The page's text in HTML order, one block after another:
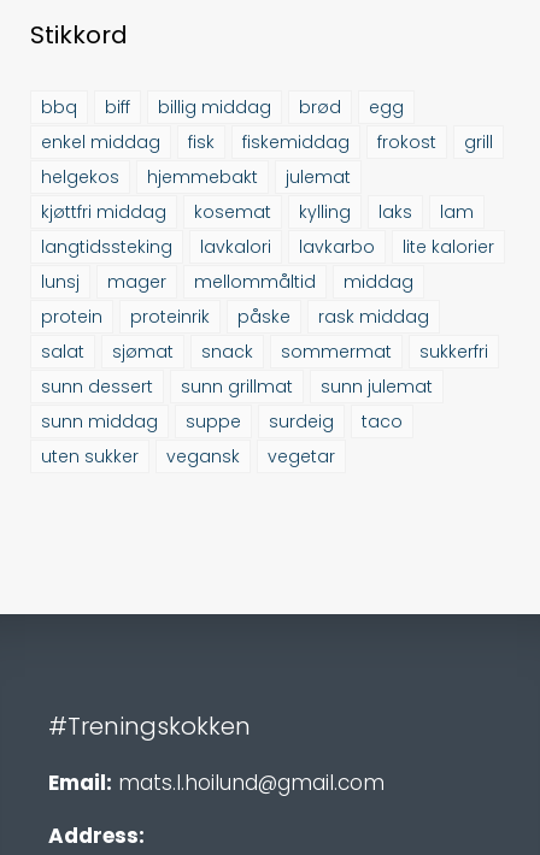
Stikkord
bbq biff billig middag brød
egg
enkel middag
fisk fiskemiddag frokost
grill
helgekos
hjemmebakt
julemat
kjøttfri middag
kosemat kylling laks
lam
langtidssteking
lavkalori lavkarbo
lite kalorier
lunsj
mager mellommåltid
middag
protein
proteinrik påske
rask middag
salat
sjømat snack sommermat
sukkerfri
sunn dessert
sunn grillmat
sunn julemat
sunn middag
suppe surdeig
taco
uten sukker
vegansk vegetar
#Treningskokken
Email: mats.l.hoilund@gmail.com
Address: